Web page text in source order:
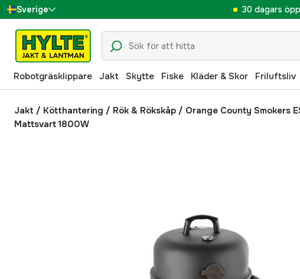
Sverige
Danmark
Suomi
Norge
Deutschland
30 dagars
Robotgräsklippare Jakt Skytte Fiske Kläder & Skor Friluftsliv
Jakt / Kötthantering / Rök & Rökskåp / Orange County Smokers
Mattsvart 1800W